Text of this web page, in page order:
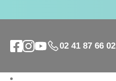
02 41 87 66 02